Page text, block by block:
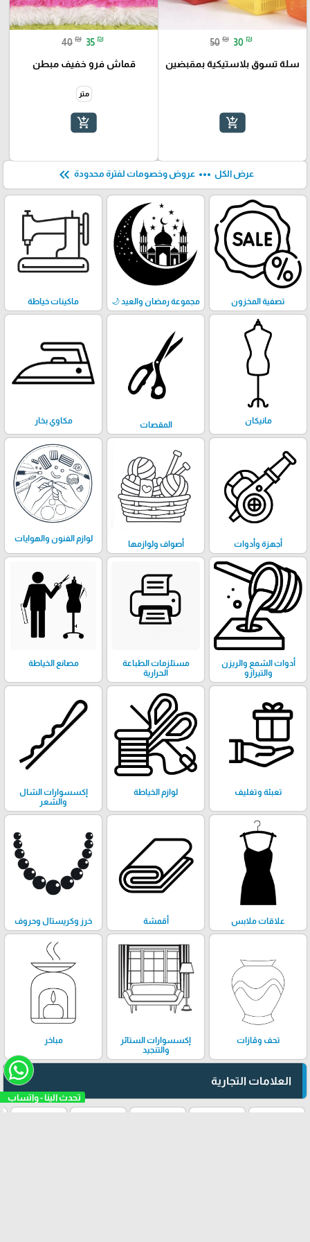
تحدث الينا - واتساب
50 ₪ 30 ₪
سلة تسوق بلاستيكية بمقبضين
add_shopping_cart
40 ₪ 35 ₪
قماش فرو خفيف مبطن
متر
add_shopping_cart
عرض الكل more_horiz عروض وخصومات لفترة محدودة keyboard_double_arrow_left
تصفية المخزون مجموعة رمضان والعيد 🌙 ماكينات خياطة
مانيكان المقصات مكاوي بخار
أجهزة وأدوات أصواف ولوازمها
لوازم الفنون والهوايات
أدوات الشمع والريزن
والتيرازو
مستلزمات الطباعة
الحرارية
مصانع الخياطة
تعبئة وتغليف لوازم الخياطة
إكسسوارات الشال
والشعر
علاقات ملابس أقمشة خرز وكريستال وحروف
تحف وڤازات
إكسسوارات الستائر
والتنجيد
مباخر
العلامات التجارية